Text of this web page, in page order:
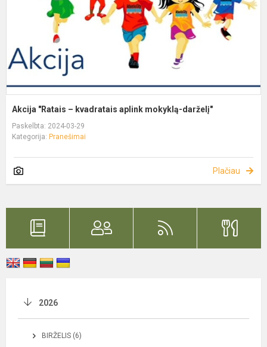
Akcija "Ratais – kvadratais aplink mokyklą-darželį"
Paskelbta: 2024-03-29
Kategorija: Pranešimai
Plačiau
2026
BIRŽELIS (6)